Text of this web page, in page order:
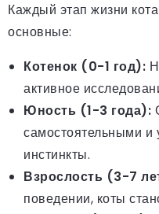
Каждый этап жизни
основные:
Котенок (0-1 год):
активное
Юность (1-3 года):
самостоятельными и
инстинкты.
Взрослость (3-7
поведении, коты